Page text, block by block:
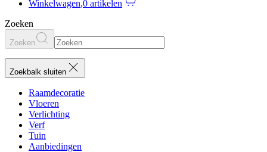
Winkelwagen,0 artikelen
Zoeken
Zoeken
Zoekbalk sluiten
Raamdecoratie
Vloeren
Verlichting
Verf
Tuin
Aanbiedingen